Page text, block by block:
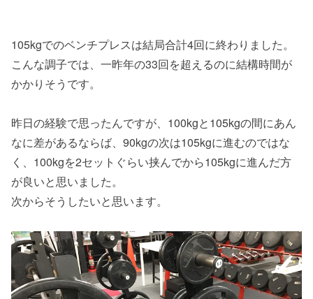
105kgでのベンチプレスは結局合計4回に終わりました。
こんな調子では、一昨年の33回を超えるのに結構時間が
かかりそうです。
昨日の経験で思ったんですが、100kgと105kgの間にあん
なに差があるならば、90kgの次は105kgに進むのではな
く、100kgを2セットぐらい挟んでから105kgに進んだ方
が良いと思いました。
次からそうしたいと思います。